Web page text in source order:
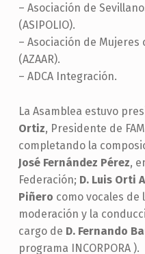
– Asociación de
(ASIPOLIO).
– Asociación de
(AZAAR).
– ADCA Integración.
La Asamblea estuvo
Ortiz, Presidente de
completando la
José Fernández Pérez,
Federación; D. Luis Orti
Piñero como vocales de
moderación y la
cargo de D. Fernando
programa INCORPORA ).